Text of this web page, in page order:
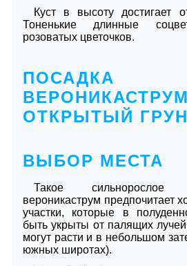
Куст в высоту достигает
Тоненькие длинные
розоватых цветочков.
ПОСАДКА
ОТКРЫТЫЙ
ВЫБОР МЕСТА
Такое сильнорослое
вероникаструм предпочитает
участки, которые в
быть укрыты от палящих
могут расти и в небольшом
южных широтах).